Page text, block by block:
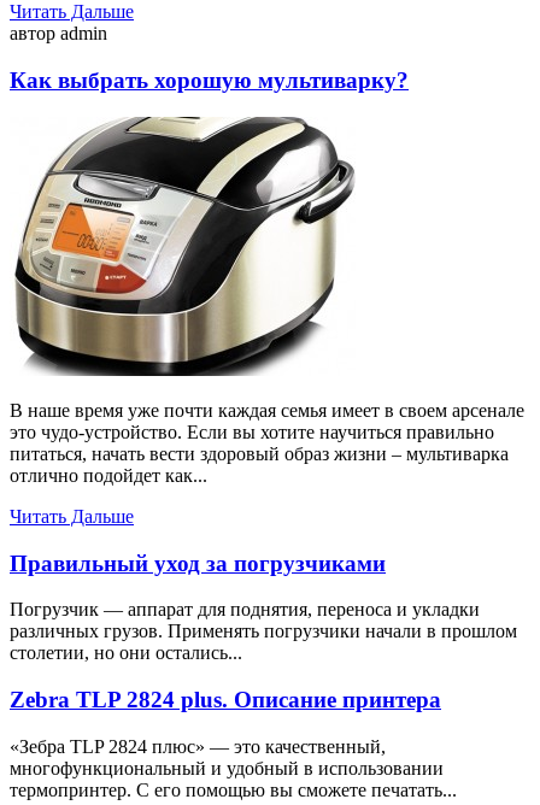
Читать Дальше
автор admin
Как выбрать хорошую мультиварку?
В наше время уже почти каждая семья имеет в своем арсенале
это чудо-устройство. Если вы хотите научиться правильно
питаться, начать вести здоровый образ жизни – мультиварка
отлично подойдет как...
Читать Дальше
Правильный уход за погрузчиками
Погрузчик — аппарат для поднятия, переноса и укладки
различных грузов. Применять погрузчики начали в прошлом
столетии, но они остались...
Zebra TLP 2824 plus. Описание принтера
«Зебра ТLP 2824 плюс» — это качественный,
многофункциональный и удобный в использовании
термопринтер. С его помощью вы сможете печатать...